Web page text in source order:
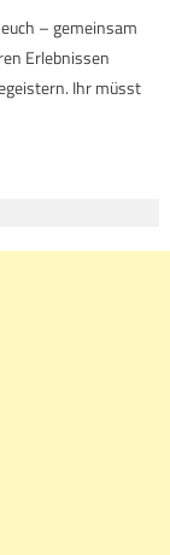
– gemeinsam
Erlebnissen
Ihr müsst